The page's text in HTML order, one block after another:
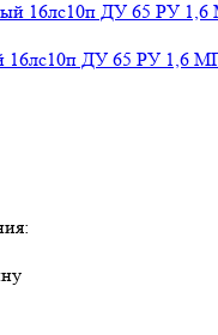
16лс10п ДУ 65 РУ 1,6